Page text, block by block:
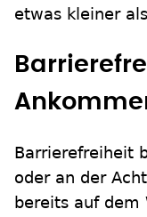
etwas kleiner
Barrierefreiheit
oder an der
bereits auf dem